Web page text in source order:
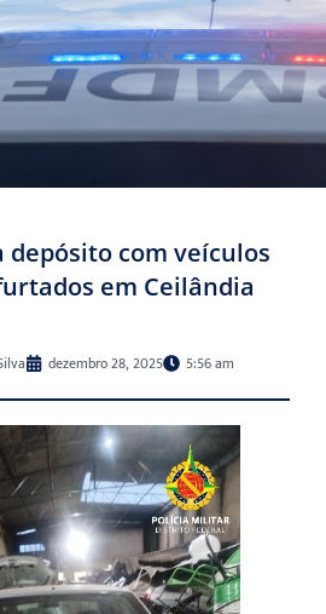
depósito com veículos
em Ceilândia
dezembro 28, 2025 5:56 am